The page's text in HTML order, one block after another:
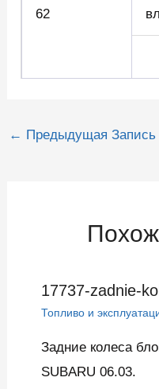
62
Навигация
← Предыдущая Запись
17737-zadnie-
Топливо и
Задние колеса
SUBARU 06.03.